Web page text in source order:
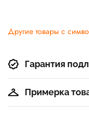
Другие товары с
Гарантия
Примерка